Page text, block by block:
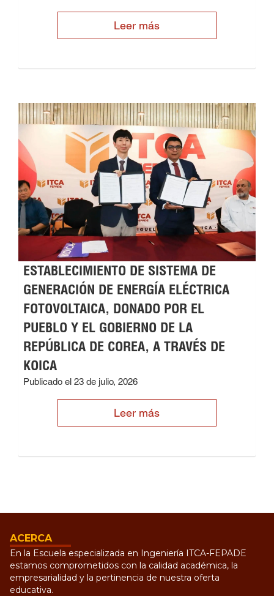
Leer más
ESTABLECIMIENTO DE SISTEMA DE
GENERACIÓN DE ENERGÍA ELÉCTRICA
FOTOVOLTAICA, DONADO POR EL
PUEBLO Y EL GOBIERNO DE LA
REPÚBLICA DE COREA, A TRAVÉS DE
KOICA
Publicado el 23 de julio, 2026
Leer más
ACERCA
En la Escuela especializada en Ingeniería ITCA-FEPADE
estamos comprometidos con la calidad académica, la
empresarialidad y la pertinencia de nuestra oferta
educativa.